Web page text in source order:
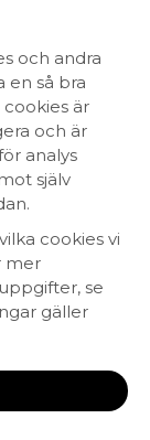
med
och andra
en så bra
är
och är
analys
själv
cookies vi
mer
se
gäller